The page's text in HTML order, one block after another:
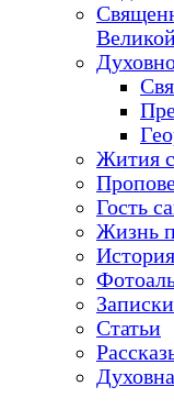
Жития
Гость
Жизнь
Статьи